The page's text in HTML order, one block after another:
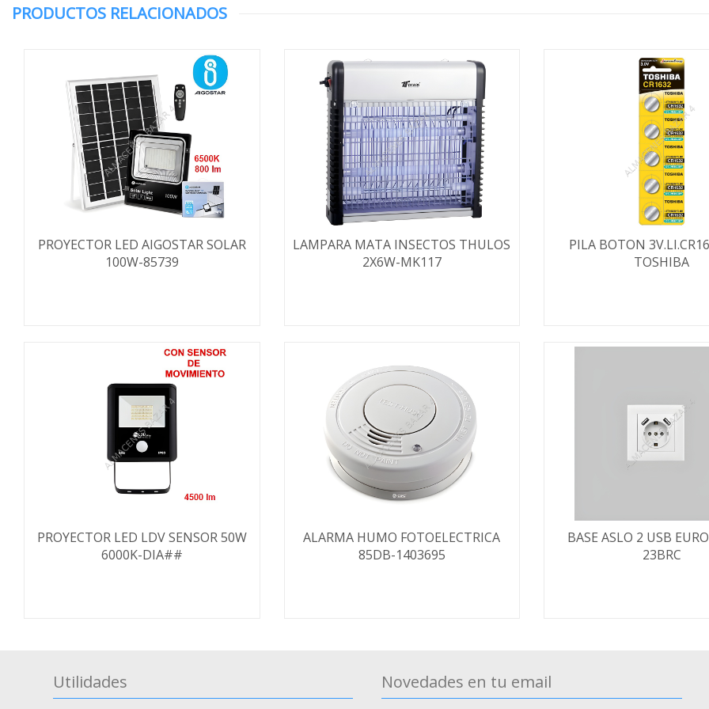
PRODUCTOS RELACIONADOS
PROYECTOR LED AIGOSTAR SOLAR
100W-85739
LAMPARA MATA INSECTOS THULOS
2X6W-MK117
PILA BOTON
TOSHIBA
PROYECTOR LED LDV SENSOR 50W
6000K-DIA##
ALARMA HUMO FOTOELECTRICA
85DB-1403695
BASE ASLO 2 USB
23BRC
Utilidades Novedades en tu email